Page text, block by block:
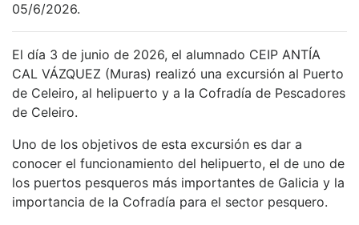
05/6/2026.
El día 3 de junio de 2026, el alumnado CEIP ANTÍA
CAL VÁZQUEZ (Muras) realizó una excursión al Puerto
de Celeiro, al helipuerto y a la Cofradía de Pescadores
de Celeiro.
Uno de los objetivos de esta excursión es dar a
conocer el funcionamiento del helipuerto, el de uno de
los puertos pesqueros más importantes de Galicia y la
importancia de la Cofradía para el sector pesquero.